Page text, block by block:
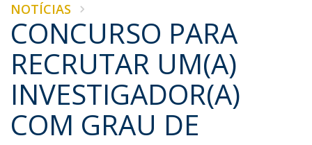
NOTÍCIAS
CONCURSO PARA
RECRUTAR UM(A)
INVESTIGADOR(A)
COM GRAU DE